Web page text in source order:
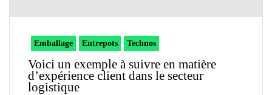
Emballage Entrepots Technos
Voici un exemple à suivre en matière
d’expérience client dans le secteur
logistique